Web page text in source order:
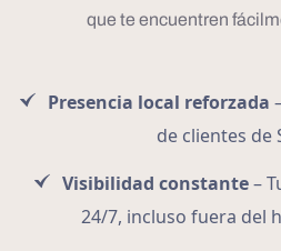
que te encuentren
Presencia local reforzada
de clientes de
Visibilidad constante–
24/7, incluso fuera del